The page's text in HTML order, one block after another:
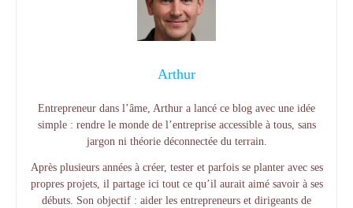
Arthur
Entrepreneur dans l’âme, Arthur a lancé ce blog avec une idée
simple : rendre le monde de l’entreprise accessible à tous, sans
jargon ni théorie déconnectée du terrain.
Après plusieurs années à créer, tester et parfois se planter avec ses
propres projets, il partage ici tout ce qu’il aurait aimé savoir à ses
débuts. Son objectif : aider les entrepreneurs et dirigeants de